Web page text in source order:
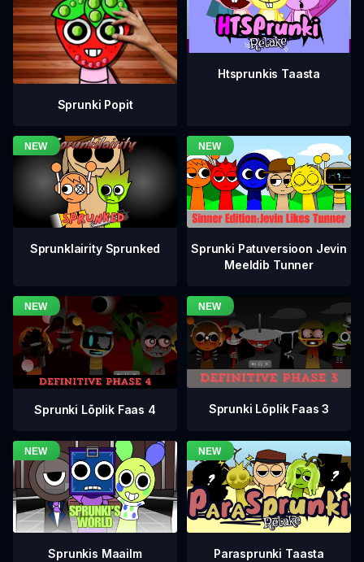
Sprunki Popit
Htsprunkis Taasta
Sprunklairity Sprunked
Sprunki Patuversioon Jevin
Meeldib Tunner
Sprunki Lõplik Faas 4 Sprunki Lõplik Faas 3
Sprunkis Maailm Parasprunki Taasta